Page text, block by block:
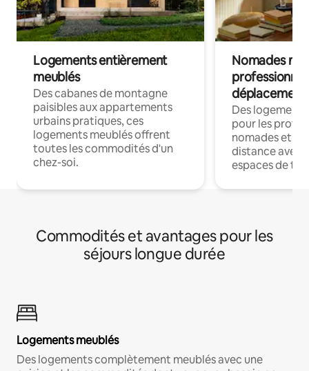
Logements entièrement
meublés
Des cabanes de montagne
paisibles aux appartements
urbains pratiques, ces
logements meublés offrent
toutes les commodités d'un
chez-soi.
Nomades
déplacement
Des
pour les
nomades et
distance avec
espaces de
Commodités et avantages pour les
séjours longue durée
Logements meublés
Des logements complètement meublés avec une